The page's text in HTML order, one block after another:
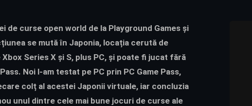
de curse open world de la Playground Games și
se mută în Japonia, locația cerută de
Series X și S, plus PC, și poate fi jucat fără
Noi l-am testat pe PC prin PC Game Pass,
colț al acestei Japonii virtuale, iar concluzia
unul dintre cele mai bune jocuri de curse ale